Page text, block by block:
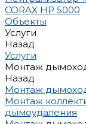
CORAX HP 5000
Объекты
Услуги
Назад
Услуги
Монтаж
Назад
Монтаж
Монтаж
дымоудаления